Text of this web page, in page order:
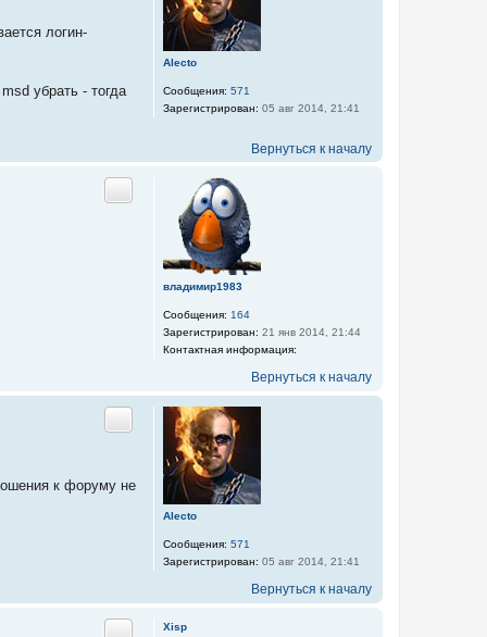
Alecto
Сообщения: 571
Зарегистрирован: 05 авг 2014, 21:41
логин-
убрать - тогда
Вернуться к началу
владимир1983
Сообщения: 164
Зарегистрирован: 21 янв 2014, 21:44
Контактная информация:
о
н
о
р
Цитата
Вернуться к началу
Alecto
Сообщения: 571
Зарегистрирован: 05 авг 2014, 21:41
Цитата
к форуму не
Вернуться к началу
Xisp